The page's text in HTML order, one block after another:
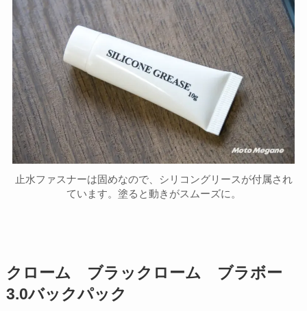
止水ファスナーは固めなので、シリコングリースが付属され
ています。塗ると動きがスムーズに。
クローム ブラックローム ブラボー
3.0バックパック